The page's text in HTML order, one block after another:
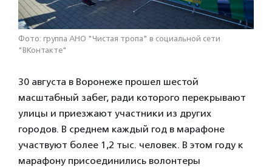
Фото: группа АНО "Чистая тропа" в социальной сети
"ВКонтакте"
30 августа в Воронеже прошел шестой
масштабный забег, ради которого перекрывают
улицы и приезжают участники из других
городов. В среднем каждый год в марафоне
участвуют более 1,2 тыс. человек. В этом году к
марафону присоединились волонтеры